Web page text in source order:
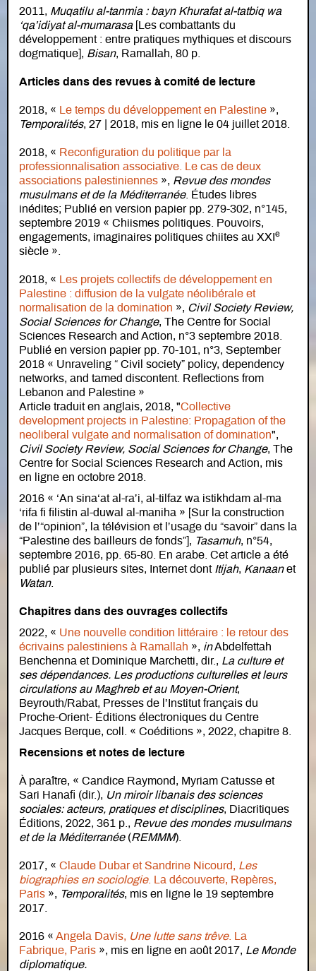
2011, Muqatilu al-tanmia : bayn Khurafat al-tatbiq wa
‘qa’idiyat al-mumarasa[Les combattants du
développement : entre pratiques mythiques et discours
dogmatique], Bisan, Ramallah, 80 p.
Articles dans des revues à comité de lecture
2018, « Le temps du développement en Palestine »,
Temporalités, 27 | 2018, mis en ligne le 04 juillet 2018.
2018, « Reconfiguration du politique par la
professionnalisation associative. Le cas de deux
associations palestiniennes », Revue des mondes
musulmans et de la Méditerranée. Études libres
inédites; Publié en version papier pp. 279-302, n°145,
septembre 2019 « Chiismes politiques. Pouvoirs,
engagements, imaginaires politiques chiites au XXI e
siècle ».
2018, «
Les projets collectifs de développement en
Palestine : diffusion de la vulgate néolibérale et
normalisation de la domination », Civil Society Review,
Social Sciences for Change, The Centre for Social
Sciences Research and Action, n°3 septembre 2018.
Publié en version papier pp. 70-101, n°3, September
2018 « Unraveling “ Civil society” policy, dependency
networks, and tamed discontent. Reflections from
Lebanon and Palestine »
Article traduit en anglais, 2018, "Collective
development projects in Palestine: Propagation of the
neoliberal vulgate and normalisation of domination",
Civil Society Review, Social Sciences for Change, The
Centre for Social Sciences Research and Action, mis
en ligne en octobre 2018.
2016 « ‘An sina‘at al-ra’i, al-tilfaz wa istikhdam al-ma
‘rifa fi filistin al-duwal al-maniha » [Sur la construction
de l’“opinion”, la télévision et l’usage du “savoir” dans la
“Palestine des bailleurs de fonds”], Tasamuh, n°54,
septembre 2016, pp. 65-80. En arabe. Cet article a été
publié par plusieurs sites, Internet dont Itijah, Kanaanet
Watan.
Chapitres dans des ouvrages collectifs
2022, « Une nouvelle condition littéraire : le retour des
écrivains palestiniens à Ramallah », inAbdelfettah
Benchenna et Dominique Marchetti, dir., La culture et
ses dépendances. Les productions culturelles et leurs
circulations au Maghreb et au Moyen-Orient,
Beyrouth/Rabat, Presses de l’Institut français du
Proche-Orient- Éditions électroniques du Centre
Jacques Berque, coll. « Coéditions », 2022, chapitre 8.
Recensions et notes de lecture
À paraître, « Candice Raymond, Myriam Catusse et
Sari Hanafi (dir.), Un miroir libanais des sciences
sociales: acteurs, pratiques et disciplines, Diacritiques
Éditions, 2022, 361 p., Revue des mondes musulmans
et de la Méditerranée(REMMM).
2017, « Claude Dubar et Sandrine Nicourd, Les
biographies en sociologie. La découverte, Repères,
Paris », Temporalités, mis en ligne le 19 septembre
2017.
2016 « Angela Davis, Une lutte sans trêve. La
Fabrique, Paris », mis en ligne en août 2017, Le Monde
diplomatique.